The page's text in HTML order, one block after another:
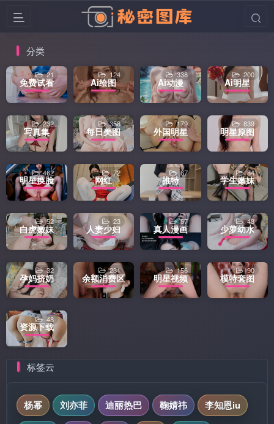
分类
免费试看
21
Ai绘图
124
Ai动漫
338
Ai明星
200
写真集
232
每日美图
358
外国明星
179
明星原图
839
明星换脸
462
网红
72
推特
67
学生嫩妹
84
白虎嫩妹
52
人妻少妇
23
真人漫画
67
少萝幼水
48
孕妈挤奶
32
余额消费区
231
明星视频
156
模特套图
90
资源下载
48
标签云
杨幂 刘亦菲 迪丽热巴 鞠婧祎
李知恩iu